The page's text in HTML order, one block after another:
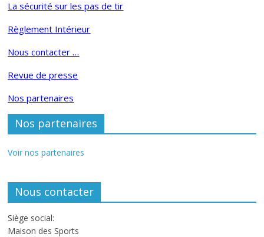
La sécurité sur les pas de tir
Règlement Intérieur
Nous contacter …
Revue de presse
Nos partenaires
Nos partenaires
Voir nos partenaires
Nous contacter
Siège social:
Maison des Sports